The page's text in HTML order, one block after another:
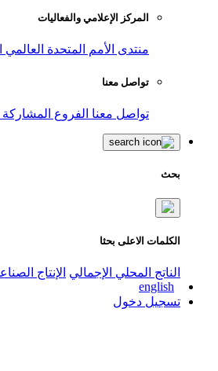
المركز الإعلامي والفعاليات
منتدى الأمم المتحدة العالمي
تواصل معنا
تواصل معنا الفروع المشاركة
بحث
الكلمات الاعلى بحثا
الناتج المحلي الإجمالي الإنتاج
english
تسجيل دخول